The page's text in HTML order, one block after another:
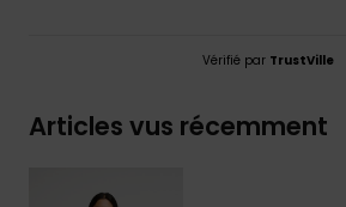
Vérifié par TrustVille
Articles vus récemment